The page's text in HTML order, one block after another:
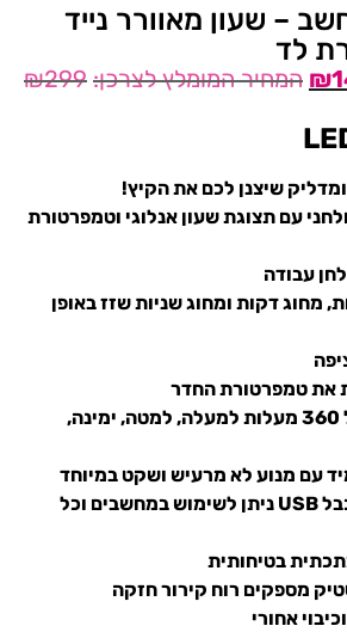
– שעון מאוורר נייד
₪299 ₪
שיצנן לכם את הקיץ!
עם תצוגת שעון אנלוגי וטמפרטורת
עבודה
מחוג דקות ומחוג שניות שזז באופן
את טמפרטורת החדר
ניתן לכוונון של 360 מעלות למעלה, למטה, ימינה,
עם מנוע לא מרעיש ושקט במיוחד
מופעל על ידי כבל USB ניתן לשימוש במחשבים וכל
בטיחותית
אחורי